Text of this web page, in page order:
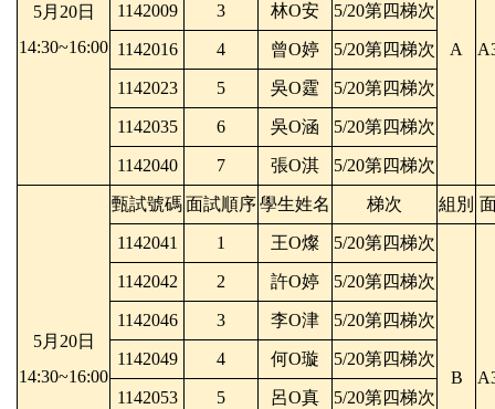
5月20日
14:30~16:00
A
1142009 3 林O安 5/20第四梯次
1142016 4 曾O婷 5/20第四梯次
1142023 5 吳O霆 5/20第四梯次
1142035 6 吳O涵 5/20第四梯次
1142040 7 張O淇 5/20第四梯次
5月20日
14:30~16:00
甄試號碼面試順序學生姓名 梯次 組別
1142041 1 王O燦 5/20第四梯次
B
1142042 2 許O婷 5/20第四梯次
1142046 3 李O津 5/20第四梯次
1142049 4 何O璇 5/20第四梯次
1142053 5 呂O真 5/20第四梯次